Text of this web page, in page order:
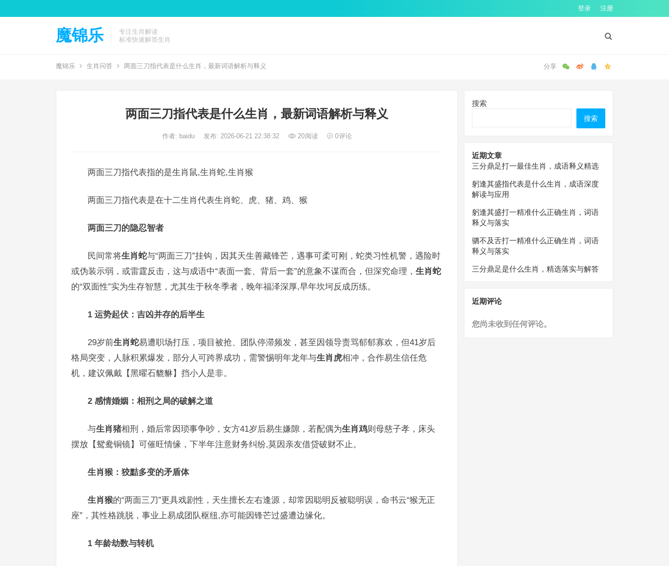
登录 注册
魔锦乐
专注生肖解读
标准快速解答生肖
魔锦乐 生肖问答 两面三刀指代表是什么生肖，最新词语解析与释义
两面三刀指代表是什么生肖，最新词语解析与释义
作者: baidu 发布: 2026-06-21 22:38:32 20阅读 0评论
两面三刀指代表指的是生肖鼠,生肖蛇,生肖猴
两面三刀指代表是在十二生肖代表生肖蛇、虎、猪、鸡、猴
两面三刀的隐忍智者
民间常将生肖蛇与“两面三刀”挂钩，因其天生善藏锋芒，遇事可柔可刚，蛇类习性机警，遇险时
或伪装示弱，或雷霆反击，这与成语中“表面一套、背后一套”的意象不谋而合，但深究命理， 生肖蛇
的“双面性”实为生存智慧，尤其生于秋冬季者，晚年福泽深厚,早年坎坷反成历练。
1 运势起伏：吉凶并存的后半生
29岁前生肖蛇易遭职场打压，项目被抢、团队停滞频发，甚至因领导责骂郁郁寡欢，但41岁后
格局突变，人脉积累爆发，部分人可跨界成功，需警惕明年龙年与生肖虎相冲，合作易生信任危
机，建议佩戴【黑曜石貔貅】挡小人是非。
2 感情婚姻：相刑之局的破解之道
与生肖猪相刑，婚后常因琐事争吵，女方41岁后易生嫌隙，若配偶为生肖鸡则母慈子孝，床头
摆放【鸳鸯铜镜】可催旺情缘，下半年注意财务纠纷,莫因亲友借贷破财不止。
生肖猴：狡黠多变的矛盾体
生肖猴的“两面三刀”更具戏剧性，天生擅长左右逢源，却常因聪明反被聪明误，命书云“猴无正
座”，其性格跳脱，事业上易成团队枢纽,亦可能因锋芒过盛遭边缘化。
1 年龄劫数与转机
搜索
搜索
近期文章
三分鼎足打一最佳生肖，成语释义精选
躬逢其盛指代表是什么生肖，成语深度
解读与应用
躬逢其盛打一精准什么正确生肖，词语
释义与落实
驷不及舌打一精准什么正确生肖，词语
释义与落实
三分鼎足是什么生肖，精选落实与解答
近期评论
您尚未收到任何评论。